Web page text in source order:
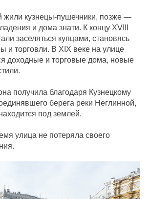
жили кузнецы-пушечники, позже —
и дома знати. К концу XVIII
заселяться купцами, становясь
и торговли. В XIX веке на улице
доходные и торговые дома, новые
получила благодаря Кузнецкому
берега реки Неглинной,
под землей.
улица не потеряла своего